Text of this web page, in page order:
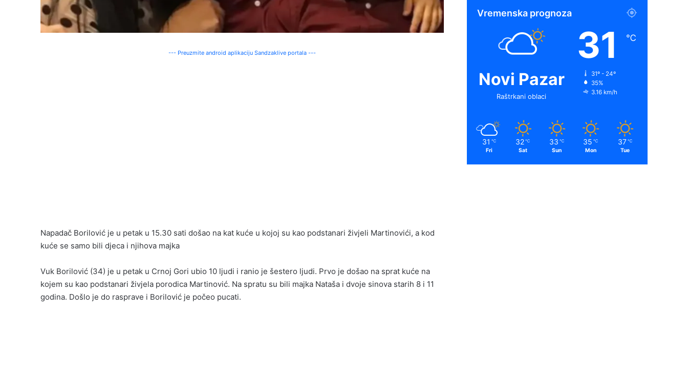
--- Preuzmite android aplikaciju Sandzaklive portala ---
Napadač Borilović je u petak u 15.30 sati došao na kat kuće u kojoj su kao podstanari živjeli Martinovići, a kod
kuće se samo bili djeca i njihova majka
Vuk Borilović (34) je u petak u Crnoj Gori ubio 10 ljudi i ranio je šestero ljudi. Prvo je došao na sprat kuće na
kojem su kao podstanari živjela porodica Martinović. Na spratu su bili majka Nataša i dvoje sinova starih 8 i 11
godina. Došlo je do rasprave i Borilović je počeo pucati.
Vremenska prognoza
Novi Pazar
Raštrkani oblaci
31 ℃
31º - 24º
35%
3.16 km/h
31 ℃
Fri
32 ℃
Sat
33 ℃
Sun
35 ℃
Mon
37 ℃
Tue